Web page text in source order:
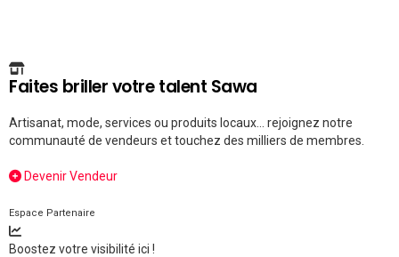
Faites briller votre talent Sawa
Artisanat, mode, services ou produits locaux... rejoignez notre
communauté de vendeurs et touchez des milliers de membres.
Devenir Vendeur
Espace Partenaire
Boostez votre visibilité ici !